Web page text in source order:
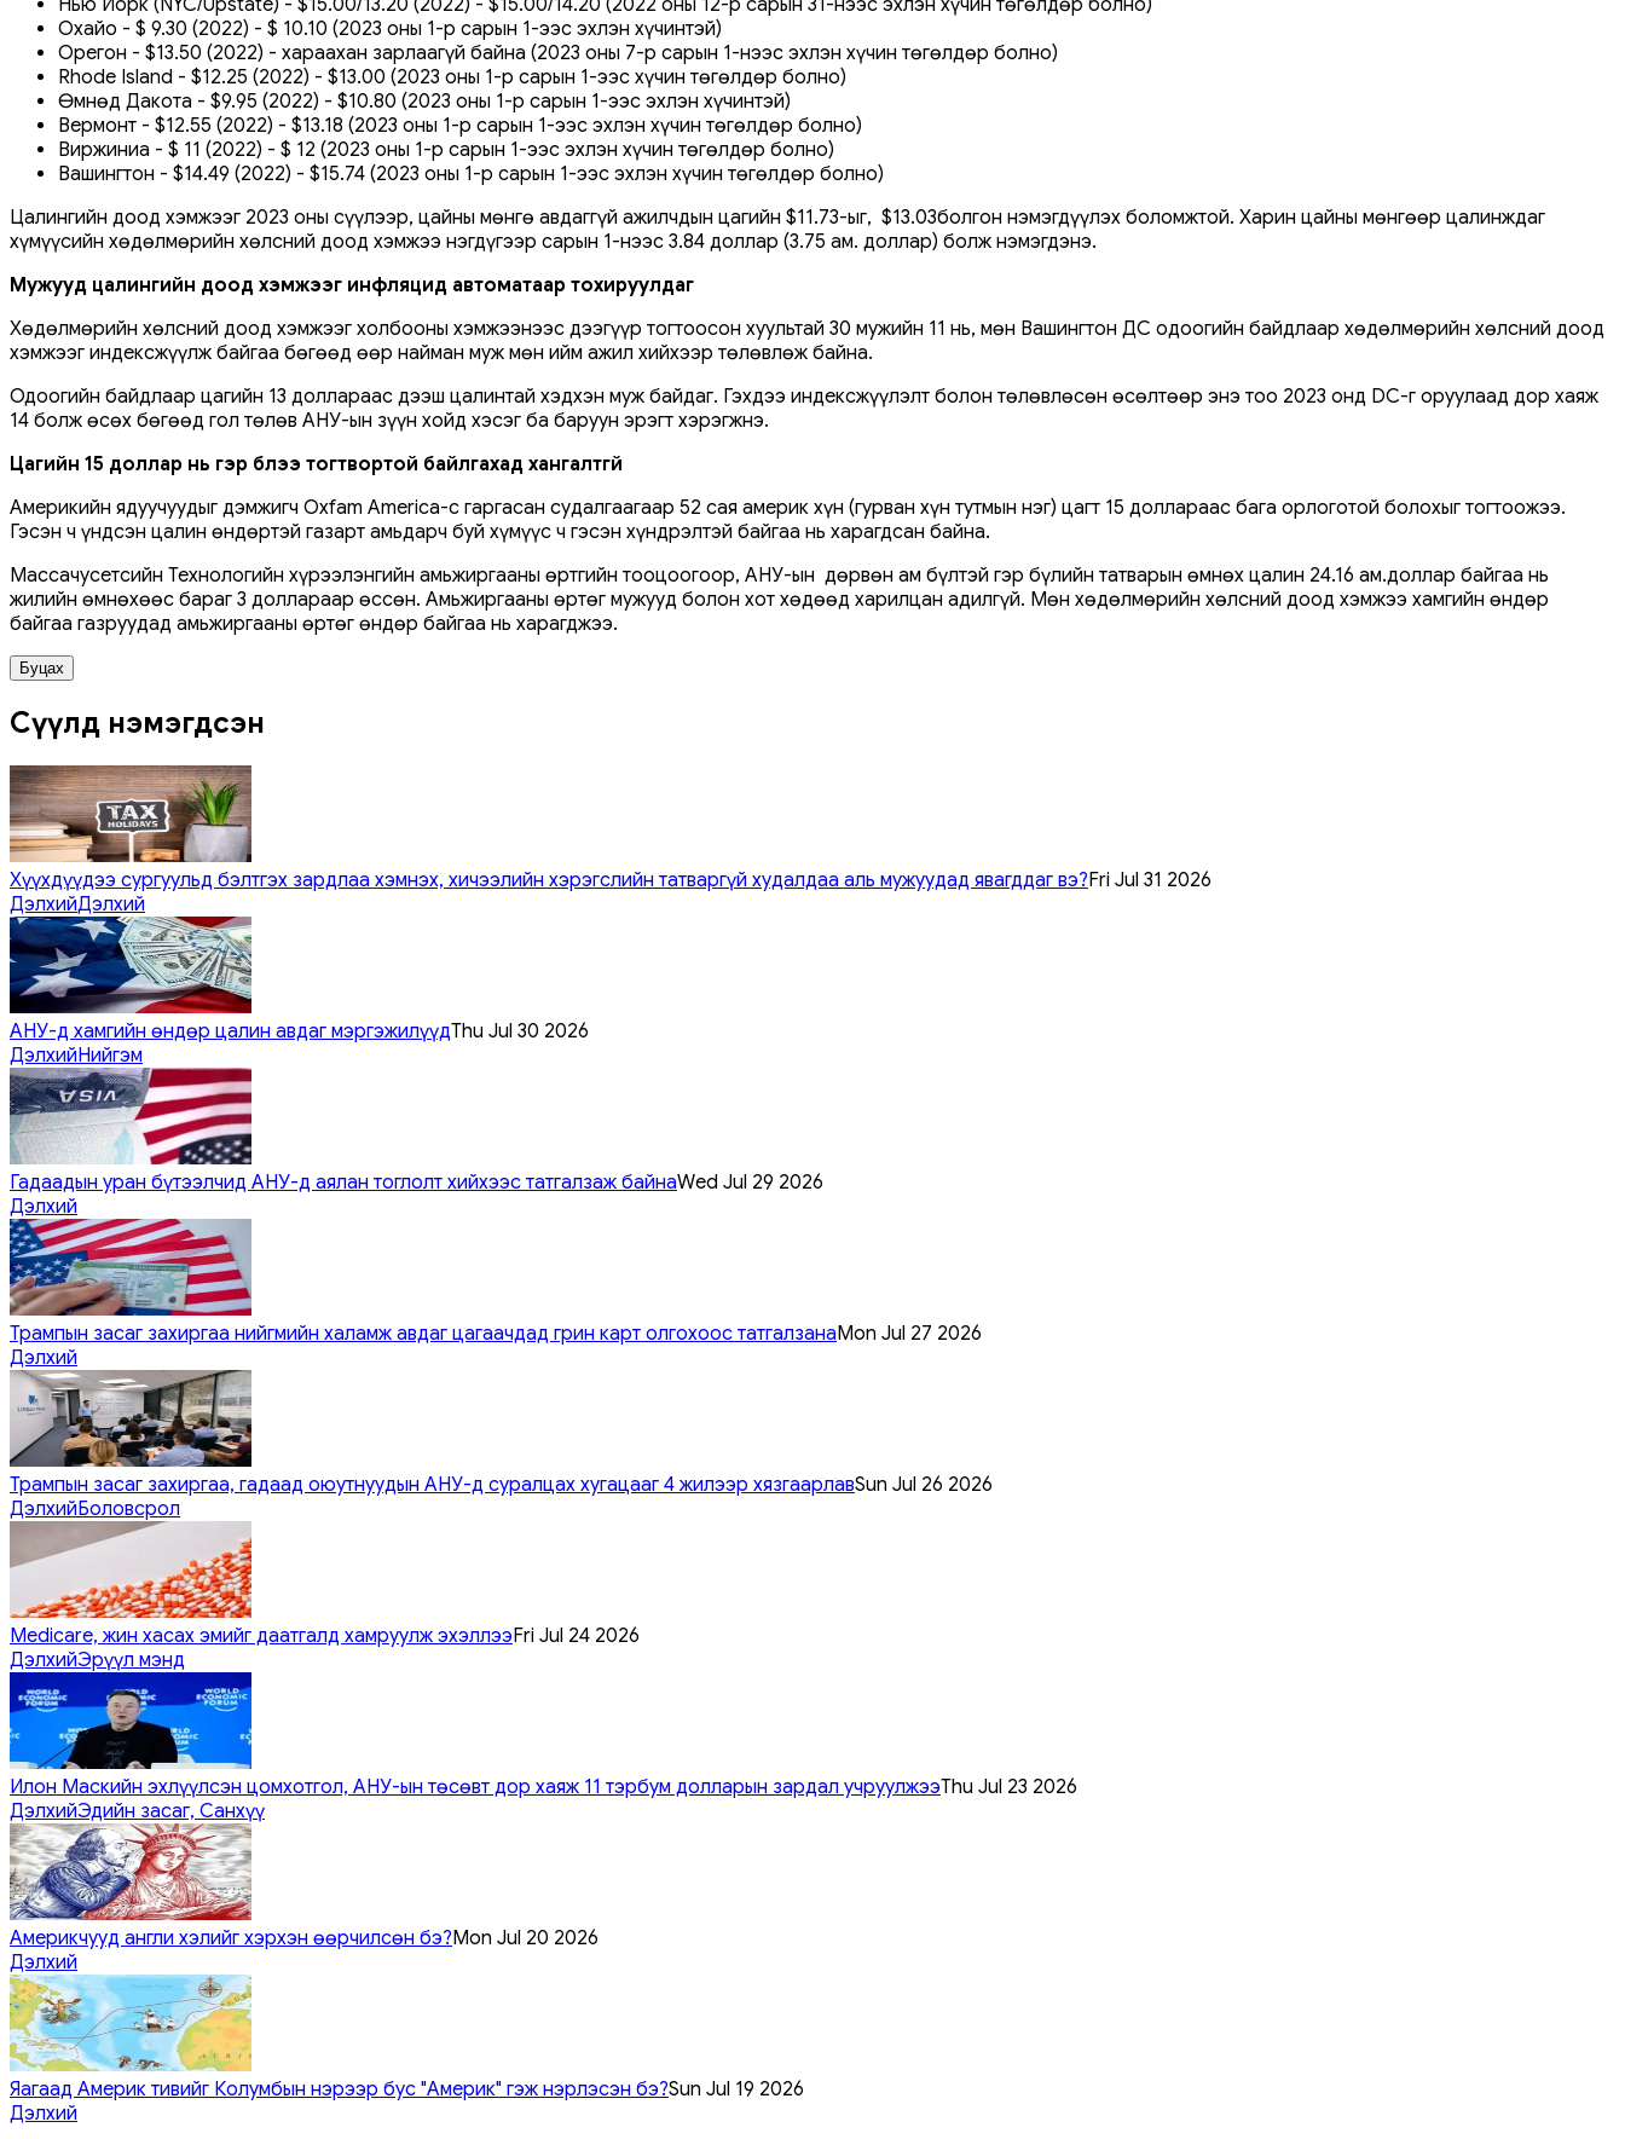
Охайо - $ 9.30 (2022) - $ 10.10 (2023 оны 1-р сарын 1-ээс эхлэн хүчинтэй)
Орегон - $13.50 (2022) - хараахан зарлаагүй байна (2023 оны 7-р сарын 1-нээс эхлэн хүчин төгөлдөр болно)
Rhode Island - $12.25 (2022) - $13.00 (2023 оны 1-р сарын 1-ээс хүчин төгөлдөр болно)
Өмнөд Дакота - $9.95 (2022) - $10.80 (2023 оны 1-р сарын 1-ээс эхлэн хүчинтэй)
Вермонт - $12.55 (2022) - $13.18 (2023 оны 1-р сарын 1-ээс эхлэн хүчин төгөлдөр болно)
Виржиниа - $ 11 (2022) - $ 12 (2023 оны 1-р сарын 1-ээс эхлэн хүчин төгөлдөр болно)
Вашингтон - $14.49 (2022) - $15.74 (2023 оны 1-р сарын 1-ээс эхлэн хүчин төгөлдөр болно)
Цалингийн доод хэмжээг 2023 оны сүүлээр, цайны мөнгө авдаггүй ажилчдын цагийн $11.73-ыг, $13.03болгон нэмэгдүүлэх боломжтой. Харин цайны мөнгөөр цалинждаг
хүмүүсийн хөдөлмөрийн хөлсний доод хэмжээ нэгдүгээр сарын 1-нээс 3.84 доллар (3.75 ам. доллар) болж нэмэгдэнэ.
Мужууд цалингийн доод хэмжээг инфляцид автоматаар тохируулдаг
Хөдөлмөрийн хөлсний доод хэмжээг холбооны хэмжээнээс дээгүүр тогтоосон хуультай 30 мужийн 11 нь, мөн Вашингтон ДС одоогийн байдлаар хөдөлмөрийн хөлсний доод
хэмжээг индексжүүлж байгаа бөгөөд өөр найман муж мөн ийм ажил хийхээр төлөвлөж байна.
Одоогийн байдлаар цагийн 13 доллараас дээш цалинтай хэдхэн муж байдаг. Гэхдээ индексжүүлэлт болон төлөвлөсөн өсөлтөөр энэ тоо 2023 онд DC-г оруулаад дор хаяж
14 болж өсөх бөгөөд гол төлөв АНУ-ын зүүн хойд хэсэг ба баруун эрэгт хэрэгжнэ.
Цагийн 15 доллар нь гэр бүлээ тогтвортой байлгахад хангалтгүй
Америкийн ядуучуудыг дэмжигч Oxfam America-с гаргасан судалгаагаар 52 сая америк хүн (гурван хүн тутмын нэг) цагт 15 доллараас бага орлоготой болохыг тогтоожээ.
Гэсэн ч үндсэн цалин өндөртэй газарт амьдарч буй хүмүүс ч гэсэн хүндрэлтэй байгаа нь харагдсан байна.
Массачусетсийн Технологийн хүрээлэнгийн амьжиргааны өртгийн тооцоогоор, АНУ-ын дөрвөн ам бүлтэй гэр бүлийн татварын өмнөх цалин 24.16 ам.доллар байгаа нь
жилийн өмнөхөөс бараг 3 доллараар өссөн. Амьжиргааны өртөг мужууд болон хот хөдөөд харилцан адилгүй. Мөн хөдөлмөрийн хөлсний доод хэмжээ хамгийн өндөр
байгаа газруудад амьжиргааны өртөг өндөр байгаа нь харагджээ.
Буцах
Сүүлд нэмэгдсэн
Хүүхдүүдээ сургуульд бэлтгэх зардлаа хэмнэх, хичээлийн хэрэгслийн татваргүй худалдаа аль мужуудад явагддаг вэ?Fri Jul 31 2026
ДэлхийДэлхий
АНУ-д хамгийн өндөр цалин авдаг мэргэжилүүдThu Jul 30 2026
ДэлхийНийгэм
Гадаадын уран бүтээлчид АНУ-д аялан тоглолт хийхээс татгалзаж байнаWed Jul 29 2026
Дэлхий
Трампын засаг захиргаа нийгмийн халамж авдаг цагаачдад грин карт олгохоос татгалзанаMon Jul 27 2026
Дэлхий
Трампын засаг захиргаа, гадаад оюутнуудын АНУ-д суралцах хугацааг 4 жилээр хязгаарлавSun Jul 26 2026
ДэлхийБоловсрол
Medicare, жин хасах эмийг даатгалд хамруулж эхэллээFri Jul 24 2026
ДэлхийЭрүүл мэнд
Илон Маскийн эхлүүлсэн цомхотгол, АНУ-ын төсөвт дор хаяж 11 тэрбум долларын зардал учруулжээThu Jul 23 2026
ДэлхийЭдийн засаг, Санхүү
Америкчууд англи хэлийг хэрхэн өөрчилсөн бэ?Mon Jul 20 2026
Дэлхий
Яагаад Америк тивийг Колумбын нэрээр бус "Америк" гэж нэрлэсэн бэ?Sun Jul 19 2026
Дэлхий